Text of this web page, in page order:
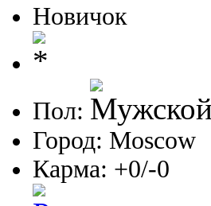
Новичок
Пол:
Город: Moscow
Карма: +0/-0